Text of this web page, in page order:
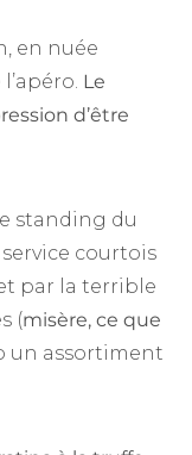
en nuée
Le
d’être
standing du
courtois
par la terrible
(misère, ce que
un assortiment